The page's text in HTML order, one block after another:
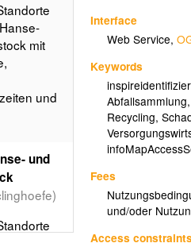
Interface
Web Service,
Keywords
Abfallsammlung
Recycling,
Fees
und/oder
Access
mit
und
und